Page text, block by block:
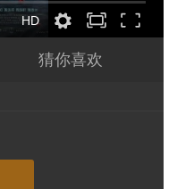
HD
猜你喜欢